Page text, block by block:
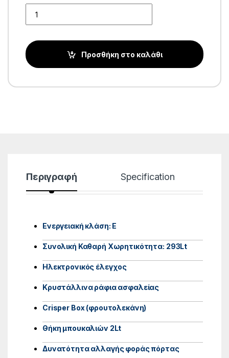
Προσθήκη στο καλάθι
Περιγραφή Specification
Ενεργειακή κλάση: E
Συνολική Καθαρή Χωρητικότητα: 293Lt
Ηλεκτρονικός έλεγχος
Κρυστάλλινα ράφια ασφαλείας
Crisper Box (φρουτολεκάνη)
Θήκη μπουκαλιών 2Lt
Δυνατότητα αλλαγής φοράς πόρτας